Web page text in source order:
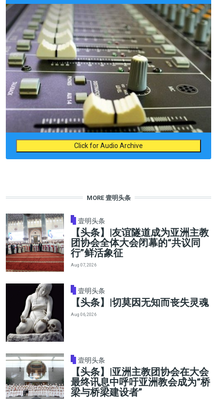
Click for Audio Archive
MORE 壹明头条
壹明头条
【头条】|友谊隧道成为亚洲主教
团协会全体大会闭幕的“共议同
行”鲜活象征
Aug 07, 2026
壹明头条
【头条】|切莫因无知而丧失灵魂
Aug 06, 2026
壹明头条
【头条】|亚洲主教团协会在大会
最终讯息中呼吁亚洲教会成为“桥
梁与桥梁建设者”